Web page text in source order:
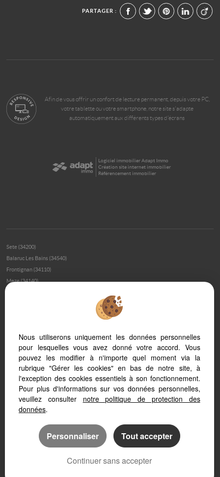
PARTAGER :
Afin de vous offrir un confort de lecture permanent, depuis votre PC,
votre tablette ou votre smartphone, notre site s'adapte
automatiquement aux différents types d'écrans
Logiciel immobilier Adapt Immo
Création site internet immobilier
Référencement immobilier
Sete (34200)
Balaruc Les Bains (34540)
Frontignan (34110)
Meze (34140)
Balaruc Le Vieux (34540)
Marseillan Plage (34340)
Marseillan (34340)
Palavas Les Flots (34250)
Montpellier (34080)
Montagnac (34530)
Nous utiliserons uniquement les données personnelles
pour lesquelles vous avez donné votre accord. Vous
pouvez les modifier à n'importe quel moment via la
rubrique "Gérer les cookies" en bas de notre site, à
l'exception des cookies essentiels à son fonctionnement.
Pour plus d'informations sur vos données personnelles,
veuillez consulter notre politique de protection des
données.
Personnaliser Tout accepter
Continuer sans accepter